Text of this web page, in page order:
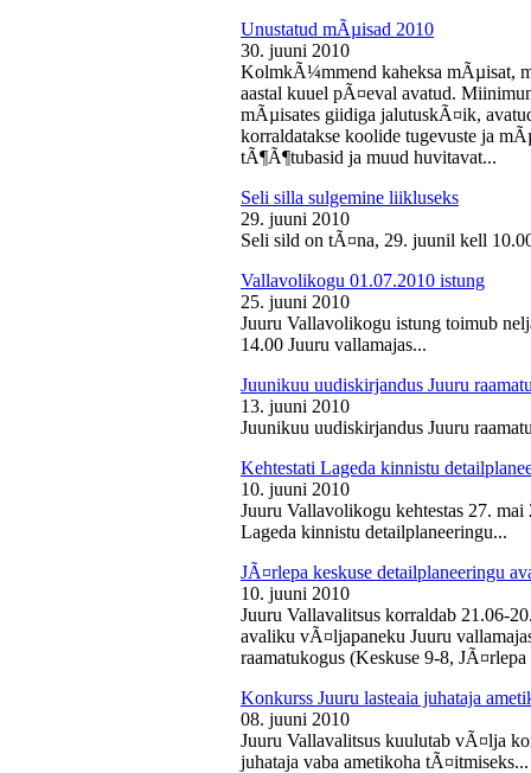
Unustatud mÃµisad 2010
30. juuni 2010
KolmkÃ¼mmend kaheksa mÃµisat,
aastal kuuel pÃ¤eval avatud.
mÃµisates giidiga jalutuskÃ¤ik,
korraldatakse koolide tugevuste ja
tÃ¶Ã¶tubasid ja muud huvitavat...
Seli silla sulgemine liikluseks
29. juuni 2010
Seli sild on tÃ¤na, 29. juunil kell
Vallavolikogu 01.07.2010 istung
25. juuni 2010
Juuru Vallavolikogu istung toimub
14.00 Juuru vallamajas...
Juunikuu uudiskirjandus Juuru
13. juuni 2010
Juunikuu uudiskirjandus Juuru
Kehtestati Lageda kinnistu
10. juuni 2010
Juuru Vallavolikogu kehtestas 27.
Lageda kinnistu detailplaneeringu...
JÃ¤rlepa keskuse detailplaneeringu
10. juuni 2010
Juuru Vallavalitsus korraldab 21.06-
avaliku vÃ¤ljapaneku Juuru
raamatukogus (Keskuse 9-8,
Konkurss Juuru lasteaia juhataja
08. juuni 2010
Juuru Vallavalitsus kuulutab vÃ¤lja
juhataja vaba ametikoha tÃ¤itmiseks...